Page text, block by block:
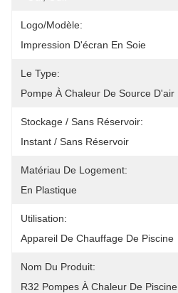
Logo/modèle:
Impression D'écran En Soie
Le Type:
Pompe À Chaleur De Source D'air
Stockage / Sans Réservoir:
Instant / Sans Réservoir
Matériau De Logement:
En Plastique
Utilisation:
Appareil De Chauffage De Piscine
Nom Du Produit:
R32 Pompes À Chaleur De Piscine